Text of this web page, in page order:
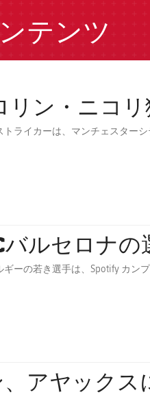
テンツ
リン・ニコ
ライカーは、マンチェスター
ルセロナ
ーの若き選手は、Spotify カン
アヤックス